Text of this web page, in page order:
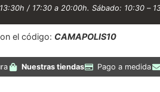
/ 17:30 a 20:00h. Sábado: 10:30 –
el código: CAMAPOLIS10
Nuestras tiendas Pago a medida